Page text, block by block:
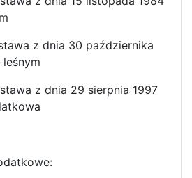
z dnia 30 października
z dnia 29 sierpnia 1997